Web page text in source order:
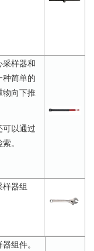
采样器和
种简单的
物向下推
可以通过
。
器组
组件。